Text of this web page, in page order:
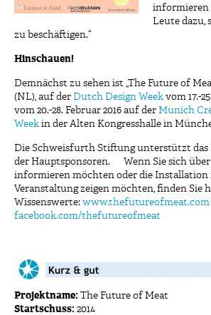
informieren
Leute dazu,
zu beschäftigen.“
Hinschauen!
Demnächst zu sehen ist „The Future of
(NL), auf der Dutch Design Week vom 17.-
vom 20.-28. Februar 2016 auf der Munich
Week in der Alten Kongresshalle in
Die Schweisfurth Stiftung unterstützt das
der Hauptsponsoren. Wenn Sie sich über
informieren möchten oder die Installation
Veranstaltung zeigen möchten, finden Sie
Wissenswerte: www.thefutureofmeat.com
facebook.com/thefutureofmeat
Projektname: The Future of Meat
Startschuss: 2014